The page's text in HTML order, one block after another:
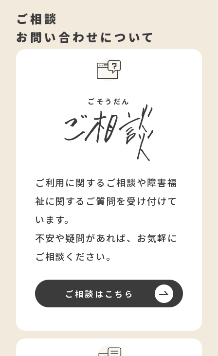
ご相談
お問い合わせについて
ごそうだん
ご利用に関するご相談や障害福
祉に関する ご質問を受け付けて
います。
不安や疑問があれば、 お気軽に
ご相談ください。
ご相談はこちら